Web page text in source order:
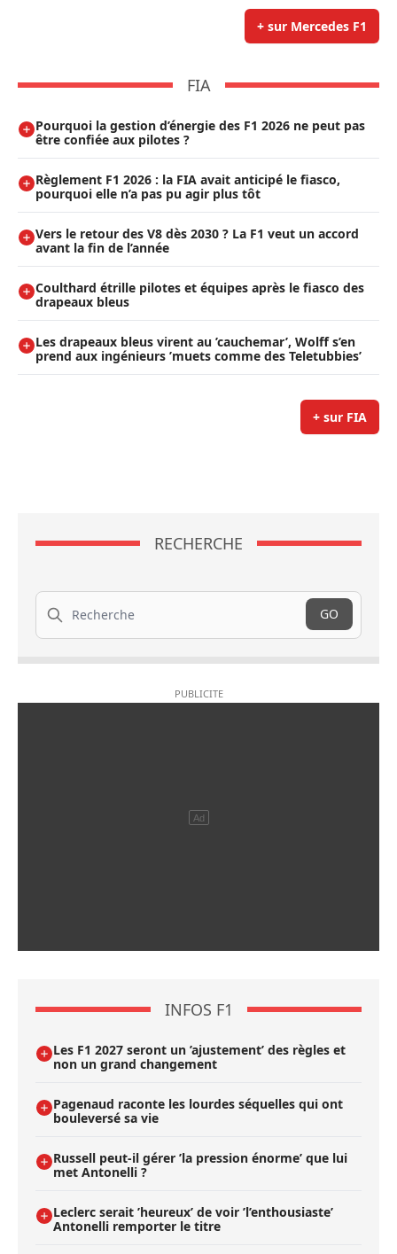
+ sur Mercedes F1
FIA
Pourquoi la gestion d’énergie des F1 2026 ne peut pas
être confiée aux pilotes ?
Règlement F1 2026 : la FIA avait anticipé le fiasco,
pourquoi elle n’a pas pu agir plus tôt
Vers le retour des V8 dès 2030 ? La F1 veut un accord
avant la fin de l’année
Coulthard étrille pilotes et équipes après le fiasco des
drapeaux bleus
Les drapeaux bleus virent au ’cauchemar’, Wolff s’en
prend aux ingénieurs ’muets comme des Teletubbies’
+ sur FIA
RECHERCHE
Recherche
GO
INFOS F1
Les F1 2027 seront un ’ajustement’ des règles et
non un grand changement
Pagenaud raconte les lourdes séquelles qui ont
bouleversé sa vie
Russell peut-il gérer ’la pression énorme’ que lui
met Antonelli ?
Leclerc serait ’heureux’ de voir ’l’enthousiaste’
Antonelli remporter le titre